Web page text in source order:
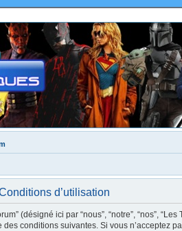
d’utilisation
(désigné ici par “nous”, “notre”, “nos”,
conditions suivantes. Si vous n’acceptez